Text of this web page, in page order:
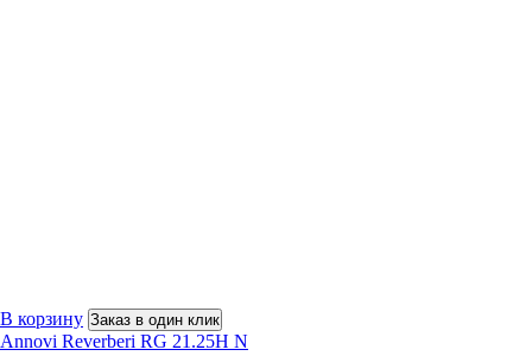
В корзину Заказ в один клик
Annovi Reverberi RG 21.25H N